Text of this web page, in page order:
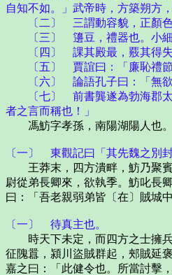
自知不如。」武帝時，方築朔方
〔二〕 三謂動容貌，正顏色
〔三〕 籩豆，禮器也。小細
〔四〕 課其殿最，覈其得失
〔五〕 賈誼曰：「廉恥禮節以
〔六〕 論語孔子曰：「無欲速
〔七〕 前書龔遂為勃海郡太守
者之言而稱也！」
馮魴字孝孫，南陽湖陽人也。
〔一〕 東觀記曰「其先魏之別
王莽末，四方潰畔，魴乃聚賓
尉從弟長卿來，欲執季。魴叱長
曰：「吾老親弱弟皆〔在〕賊城
〔一〕 待真主也。
時天下未定，而四方之士擁兵
征隗囂，潁川盜賊群起，郟賊延
嘉之曰：「此健令也。所當討擊